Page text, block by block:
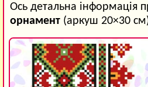
Ось детальна інформація
орнамент (аркуш 20×30